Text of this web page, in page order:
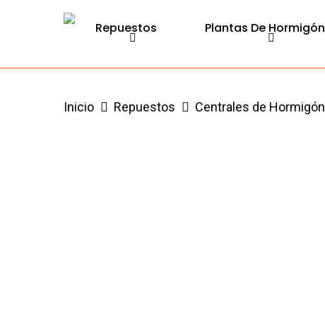
Repuestos Plantas De Hormigón
Inicio Repuestos Centrales de Hormigón